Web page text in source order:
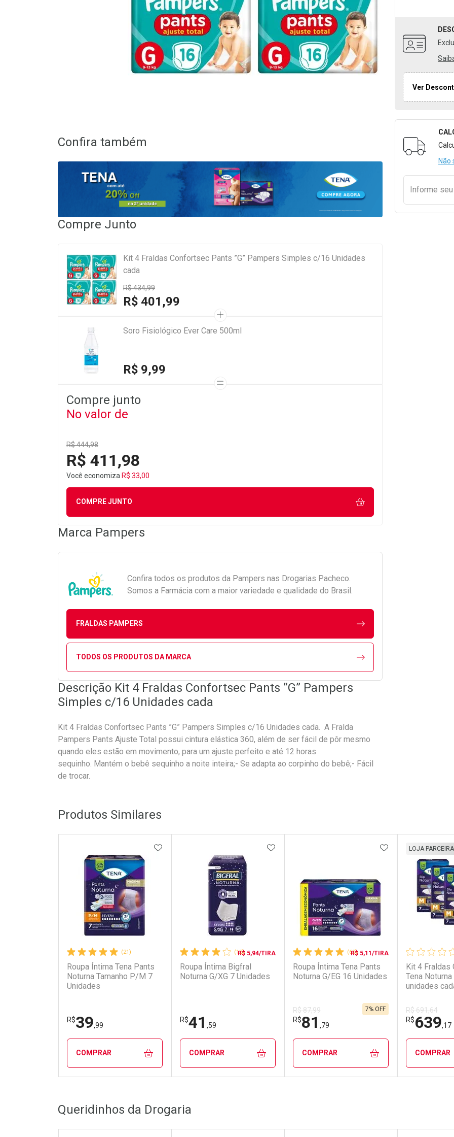
Ver
Não
Informe seu
Confira também
Compre Junto
Kit 4 Fraldas Confortsec Pants ”G” Pampers Simples c/16 Unidades
cada
R$ 434,99
R$ 401,99
Soro Fisiológico Ever Care 500ml
R$ 9,99
Compre junto
No valor de
R$ 444,98
R$ 411,98
Você economiza R$ 33,00
COMPRE JUNTO
Marca Pampers
Confira todos os produtos da Pampers nas Drogarias Pacheco.
Somos a Farmácia com a maior variedade e qualidade do Brasil.
FRALDAS PAMPERS
TODOS OS PRODUTOS DA MARCA
Descrição Kit 4 Fraldas Confortsec Pants ”G” Pampers
Simples c/16 Unidades cada
Kit 4 Fraldas Confortsec Pants ”G” Pampers Simples c/16 Unidades cada. A Fralda
Pampers Pants Ajuste Total possui cintura elástica 360, além de ser fácil de pôr mesmo
quando eles estão em movimento, para um ajuste perfeito e até 12 horas
sequinho. Mantém o bebê sequinho a noite inteira;- Se adapta ao corpinho do bebê;- Fácil
de trocar.
Produtos Similares
(21)
Roupa Íntima Tena Pants
Noturna Tamanho P/M 7
Unidades
R$39,99
ADICIONAR AOS FAVORITOS
COMPRAR
Laboratório
Por Menos
(12)
R$ 5,94/TIRA
Roupa Íntima Bigfral
Noturna G/XG 7 Unidades
R$41 ,59
ADICIONAR AOS FAVORITOS
COMPRAR
Laboratório
Por Menos
(60)
R$ 5,11/TIRA
Roupa Íntima Tena Pants
Noturna G/EG 16 Unidades
R$ 87,99
R$81 ,79
7% OFF
ADICIONAR AOS
COMPRAR
Kit 4 Fraldas
Tena
unidades
LOJA PARCEIRA
R$ 691,64
R$639,17
COMPRAR
Queridinhos da Drogaria